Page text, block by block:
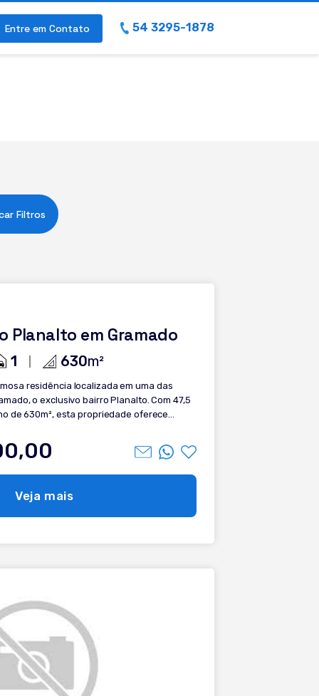
Entre em Contato 54 3295-1878
Filtros
Planalto em Gramado
1 630m²
residência localizada em uma das
o exclusivo bairro Planalto. Com 47,5
de 630m², esta propriedade oferece
de estacionamento no próprio pátio
Veja mais